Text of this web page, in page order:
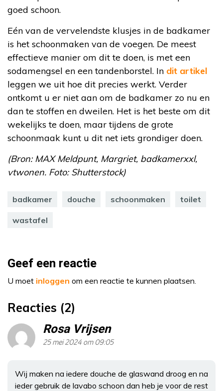
goed schoon.
Eén van de vervelendste klusjes in de badkamer
is het schoonmaken van de voegen. De meest
effectieve manier om dit te doen, is met een
sodamengsel en een tandenborstel. In dit artikel
leggen we uit hoe dit precies werkt. Verder
ontkomt u er niet aan om de badkamer zo nu en
dan te stoffen en dweilen. Het is het beste om dit
wekelijks te doen, maar tijdens de grote
schoonmaak kunt u dit net iets grondiger doen.
(Bron: MAX Meldpunt, Margriet, badkamerxxl,
vtwonen. Foto: Shutterstock)
badkamer douche schoonmaken toilet
wastafel
Geef een reactie
U moet inloggen om een reactie te kunnen plaatsen.
Reacties (2)
Rosa Vrijsen
25 mei 2024 om 09:05
Wij maken na iedere douche de glaswand droog en na
ieder gebruik de lavabo schoon dan heb je voor de rest